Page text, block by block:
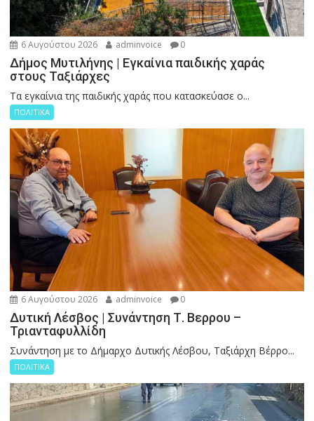
6 Αυγούστου 2026 adminvoice 0
Δήμος Μυτιλήνης | Εγκαίνια παιδικής χαράς
στους Ταξιάρχες
Tα εγκαίνια της παιδικής χαράς που κατασκεύασε ο...
ΠΟΛΙΤΙΚΑ
6 Αυγούστου 2026 adminvoice 0
Δυτική Λέσβος | Συνάντηση Τ. Βερρου –
Τριανταφυλλίδη
Συνάντηση με το Δήμαρχο Δυτικής Λέσβου, Ταξιάρχη Βέρρο...
ΠΟΛΙΤΙΚΑ